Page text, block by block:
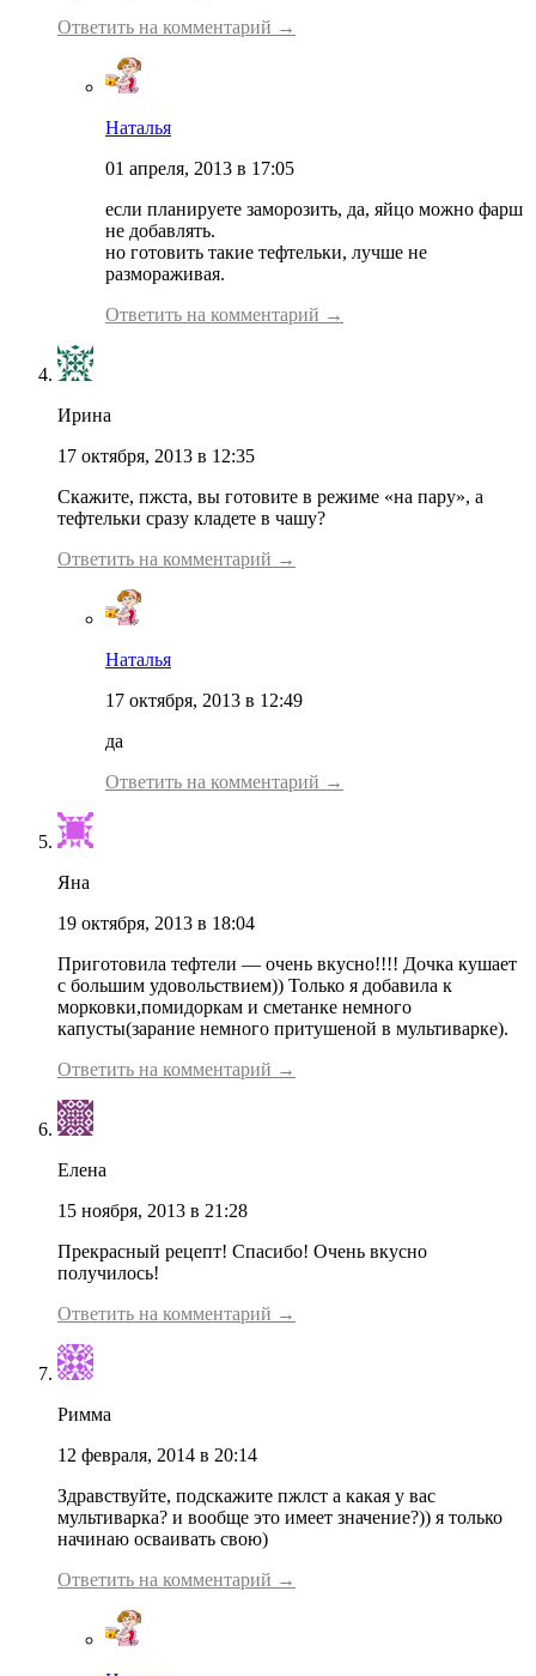
Ответить на комментарий →
Наталья
01 апреля, 2013 в 17:05
если планируете заморозить, да, яйцо можно фарш
не добавлять.
но готовить такие тефтельки, лучше не
размораживая.
Ответить на комментарий →
Ирина
17 октября, 2013 в 12:35
Скажите, пжста, вы готовите в режиме «на пару», а
тефтельки сразу кладете в чашу?
Ответить на комментарий →
Наталья
17 октября, 2013 в 12:49
да
Ответить на комментарий →
Яна
19 октября, 2013 в 18:04
Приготовила тефтели — очень вкусно!!!! Дочка кушает
с большим удовольствием)) Только я добавила к
морковки,помидоркам и сметанке немного
капусты(зарание немного притушеной в мультиварке).
Ответить на комментарий →
Елена
15 ноября, 2013 в 21:28
Прекрасный рецепт! Спасибо! Очень вкусно
получилось!
Ответить на комментарий →
Римма
12 февраля, 2014 в 20:14
Здравствуйте, подскажите пжлст а какая у вас
мультиварка? и вообще это имеет значение?)) я только
начинаю осваивать свою)
Ответить на комментарий →